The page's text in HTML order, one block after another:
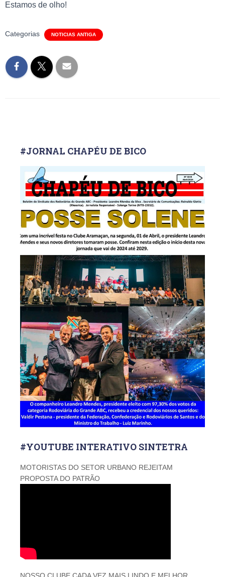
Estamos de olho!
Categorias NOTICIAS ANTIGA
#JORNAL CHAPÉU DE BICO
#YOUTUBE INTERATIVO SINTETRA
MOTORISTAS DO SETOR URBANO REJEITAM
PROPOSTA DO PATRÃO